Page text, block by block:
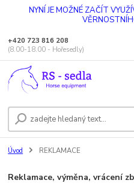
NYNÍ JE MOŽNÉ ZAČÍT
+420 723 816 208
(8.00-18.00 - Hořesedly)
Úvod REKLAMACE
Reklamace, výměna, vrácení